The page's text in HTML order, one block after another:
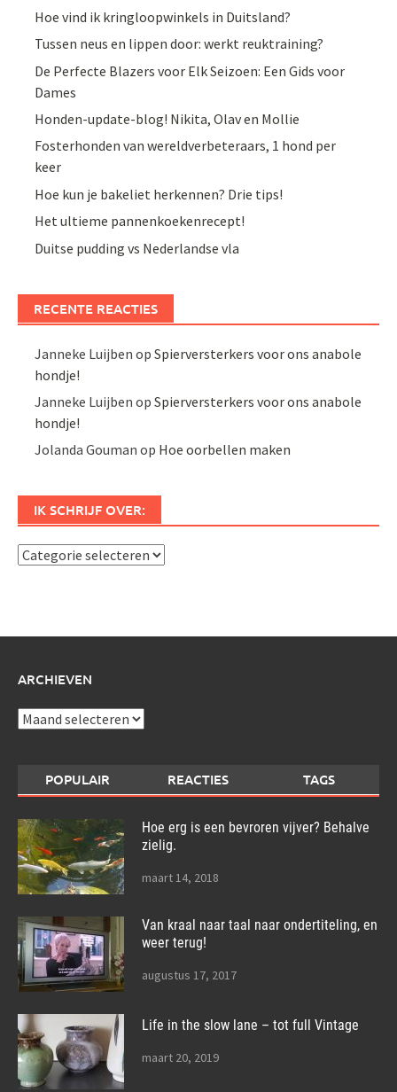
Hoe vind ik kringloopwinkels in Duitsland?
Tussen neus en lippen door: werkt reuktraining?
De Perfecte Blazers voor Elk Seizoen: Een Gids voor
Dames
Honden-update-blog! Nikita, Olav en Mollie
Fosterhonden van wereldverbeteraars, 1 hond per
keer
Hoe kun je bakeliet herkennen? Drie tips!
Het ultieme pannenkoekenrecept!
Duitse pudding vs Nederlandse vla
RECENTE REACTIES
Janneke Luijben opSpierversterkers voor ons anabole
hondje!
Janneke Luijben opSpierversterkers voor ons anabole
hondje!
Jolanda Gouman op Hoe oorbellen maken
IK SCHRIJF OVER:
Ik
ARCHIEVEN
Archieven
POPULAIR REACTIES TAGS
Hoe erg is een bevroren vijver? Behalve
zielig.
maart 14, 2018
Van kraal naar taal naar ondertiteling, en
weer terug!
augustus 17, 2017
Life in the slow lane – tot full Vintage
maart 20, 2019